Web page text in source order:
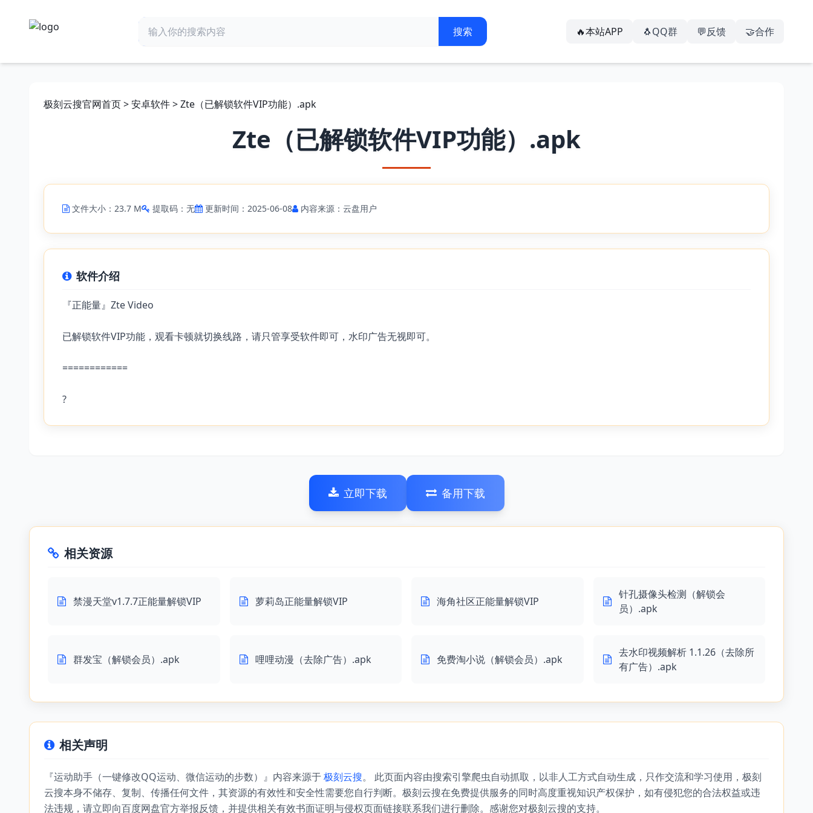
🔥本站APP 🐧QQ群 💬反馈 🤝合作
极刻云搜官网首页>安卓软件> Zte（已解锁软件VIP功能）.apk
Zte（已解锁软件VIP功能）.apk
文件大小：23.7 M 提取码：无 更新时间：2025-06-08 内容来源：云盘用户
软件介绍
『正能量』Zte Video
已解锁软件VIP功能，观看卡顿就切换线路，请只管享受软件即可，水印广告无视即可。
============
?
立即下载 备用下载
相关资源
禁漫天堂v1.7.7正能量解锁VIP 萝莉岛正能量解锁VIP 海角社区正能量解锁VIP
针孔摄像头检测（解锁会
员）.apk
群发宝（解锁会员）.apk 哩哩动漫（去除广告）.apk 免费淘小说（解锁会员）.apk
去水印视频解析 1.1.26（去除所
有广告）.apk
相关声明
『运动助手（一键修改QQ运动、微信运动的步数）』内容来源于极刻云搜。 此页面内容由搜索引擎爬虫自动抓取，以非人工方式自动生成，只作交流和学习使用，极刻
云搜本身不储存、复制、传播任何文件，其资源的有效性和安全性需要您自行判断。极刻云搜在免费提供服务的同时高度重视知识产权保护，如有侵犯您的合法权益或违
法违规，请立即向百度网盘官方举报反馈，并提供相关有效书面证明与侵权页面链接联系我们进行删除。感谢您对极刻云搜的支持。